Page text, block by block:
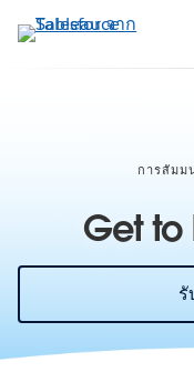
ไป
การสัม
Get to